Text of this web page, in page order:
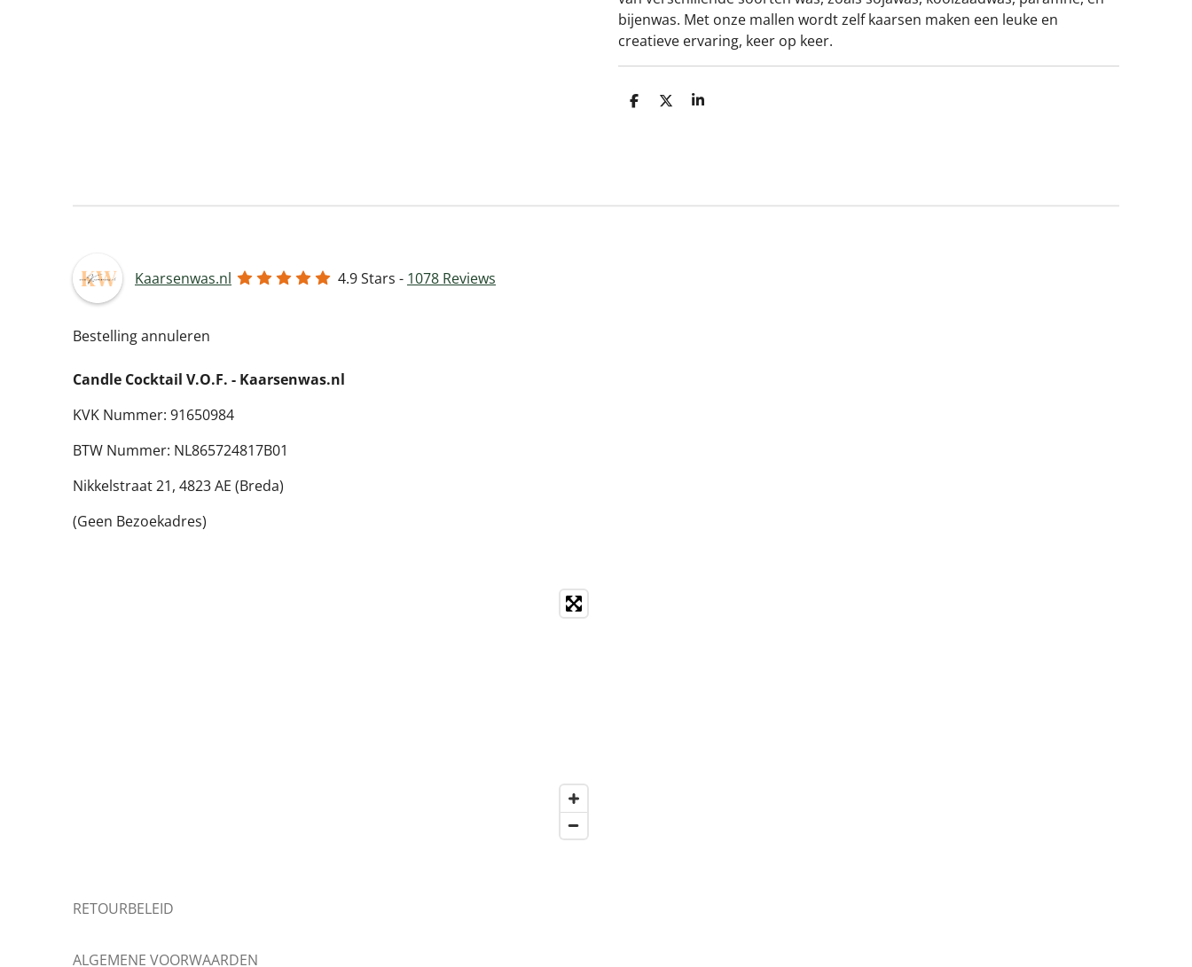
bijenwas. Met onze mallen wordt zelf kaarsen maken een leuke en
creatieve ervaring, keer op keer.
D
D
S
Kaarsenwas.nl 4.9Stars - 1078 Reviews
Bestelling annuleren
Candle Cocktail V.O.F. - Kaarsenwas.nl
KVK Nummer: 91650984
BTW Nummer: NL865724817B01
Nikkelstraat 21, 4823 AE (Breda)
(Geen Bezoekadres)
RETOURBELEID
ALGEMENE VOORWAARDEN